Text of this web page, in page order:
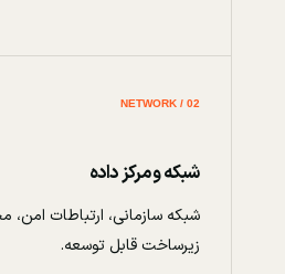
02 / NETWORK
شبکه و مرکز داده
شبکه سازمانی، ارتباطات امن،
زیرساخت قابل توسعه.